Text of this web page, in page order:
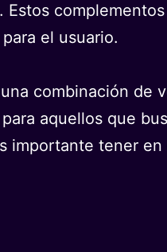
el usuario.
combinación de
aquellos que
importante tener